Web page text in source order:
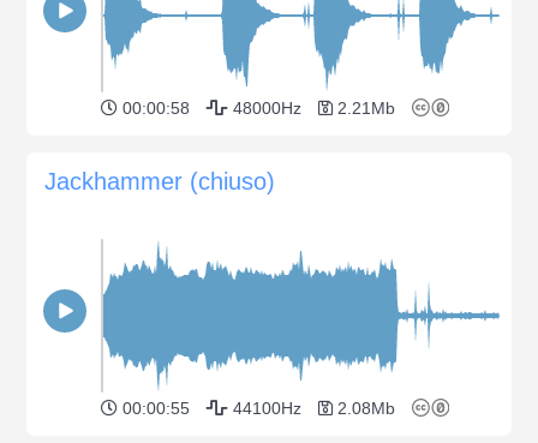
00:00:58 48000Hz 2.21Mb
Jackhammer (chiuso)
00:00:55 44100Hz 2.08Mb